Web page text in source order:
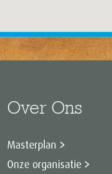
Over Ons
Masterplan
Onze organisatie